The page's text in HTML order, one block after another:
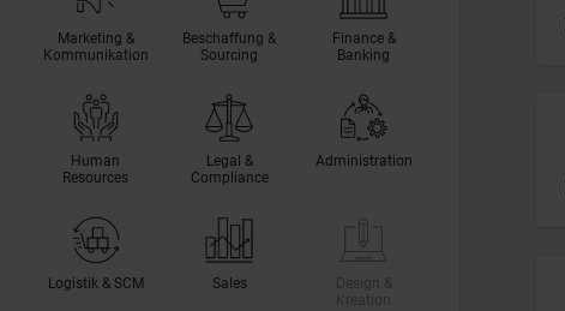
Marketing &
Kommunikation
Beschaffung &
Sourcing
Finance &
Banking
Human
Resources
Legal &
Compliance
Administration
Logistik & SCM Sales
Design &
Kreation